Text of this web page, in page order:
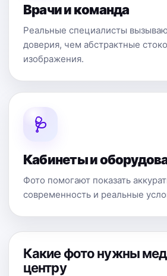
Врачи и команда
Реальные специалисты
доверия, чем абстрактные
изображения.
🩺
Кабинеты и
Фото помогают показать
современность и реальные
Какие фото нужны
центру